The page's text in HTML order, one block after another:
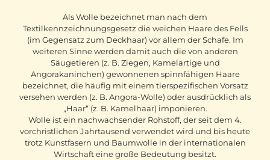
Als Wolle bezeichnet man nach dem
Textilkennzeichnungsgesetz die weichen Haare des Fells
(im Gegensatz zum Deckhaar) vor allem der Schafe. Im
weiteren Sinne werden damit auch die von anderen
Säugetieren (z. B. Ziegen, Kamelartige und
Angorakaninchen) gewonnenen spinn­fähigen Haare
bezeichnet, die häufig mit einem tierspezifischen Vorsatz
versehen werden (z. B. Angora-Wolle) oder ausdrücklich als
„Haar“ (z. B. Kamelhaar) imponieren.
Wolle ist ein nachwachsender Rohstoff, der seit dem 4.
vorchristlichen Jahrtausend verwendet wird und bis heute
trotz Kunstfasern und Baumwolle in der internationalen
Wirtschaft eine große Bedeutung besitzt.